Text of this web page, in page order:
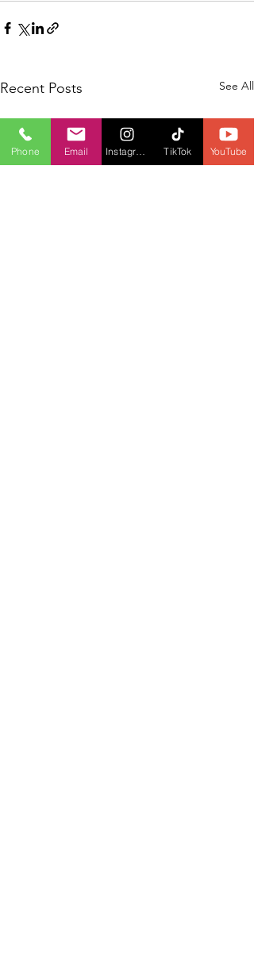
Recent Posts See All
Phone Email TikTok YouTube